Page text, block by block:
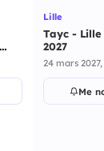
Lille
Tayc -
2027
24 mars
Me